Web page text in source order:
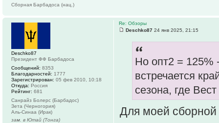
Сборная Барбадоса (нац.)
Re: Обзоры
Deschko87 24 янв 2025, 21:15
Но опт2 = 125%
встречается
сезона, где
Для моей
Deschko87
Президент ФФ Барбадоса
Сообщений: 8353
Благодарностей: 1777
Зарегистрирован: 05 фев 2010, 10:18
Откуда: Россия
Рейтинг: 681
Санрайз Болерс (Барбадос)
Зета (Черногория)
Аль-Синаа (Ирак)
зам. в Ютай (Тонга)